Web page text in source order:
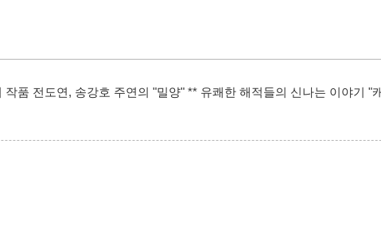
품 전도연, 송강호 주연의 "밀양" ** 유쾌한 해적들의 신나는 이야기 "